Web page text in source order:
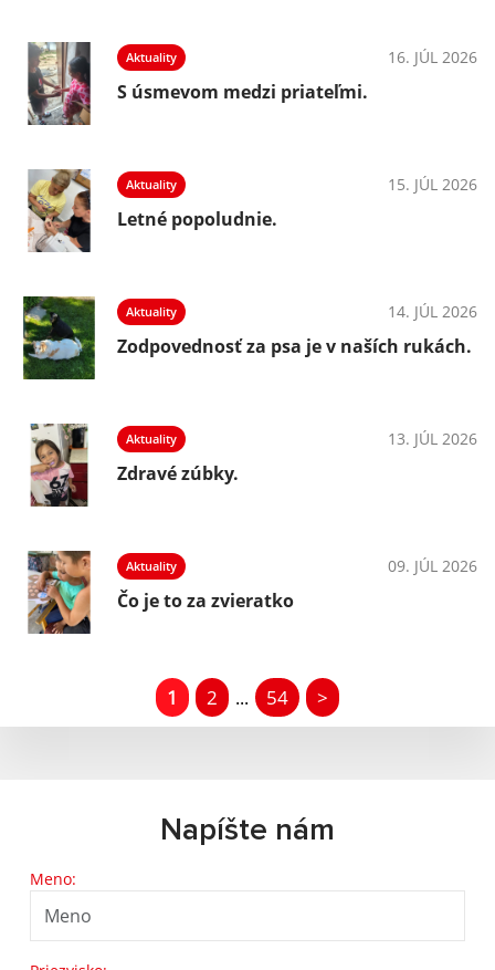
Aktuality 16. JÚL 2026
S úsmevom medzi priateľmi.
Aktuality 15. JÚL 2026
Letné popoludnie.
Aktuality 14. JÚL 2026
Zodpovednosť za psa je v naších rukách.
Aktuality 13. JÚL 2026
Zdravé zúbky.
Aktuality 09. JÚL 2026
Čo je to za zvieratko
1 2 ... 54 >
Napíšte nám
Meno: